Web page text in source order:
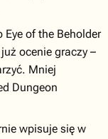
of the Beholder
ocenie graczy –
Mniej
Dungeon
wpisuje się w